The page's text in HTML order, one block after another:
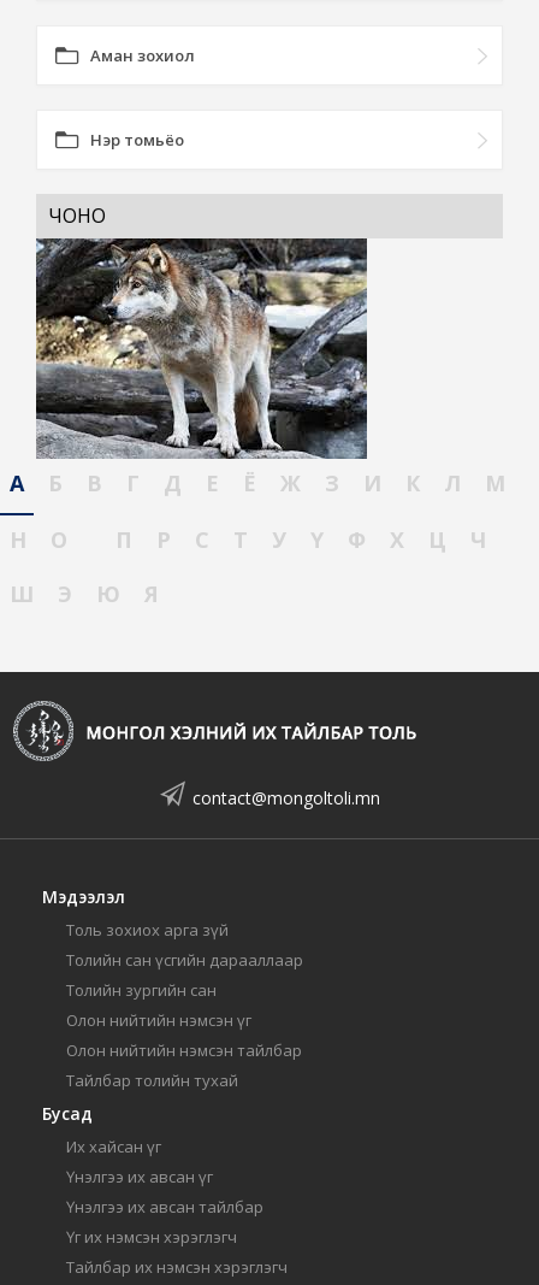
Аман зохиол
Нэр томьёо
ЧОНО
А Б В Г Д Е Ё Ж З И К Л
М
Н
О П Р С Т У Ү Ф Х Ц
Ч
Ш
Э Ю Я
contact@mongoltoli.mn
Мэдээлэл
Толь зохиох арга зүй
Толийн сан үсгийн дарааллаар
Толийн зургийн сан
Олон нийтийн нэмсэн үг
Олон нийтийн нэмсэн тайлбар
Тайлбар толийн тухай
Бусад
Их хайсан үг
Үнэлгээ их авсан үг
Үнэлгээ их авсан тайлбар
Үг их нэмсэн хэрэглэгч
Тайлбар их нэмсэн хэрэглэгч